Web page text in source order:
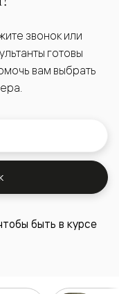
звонок или
готовы
вам выбрать
быть в курсе